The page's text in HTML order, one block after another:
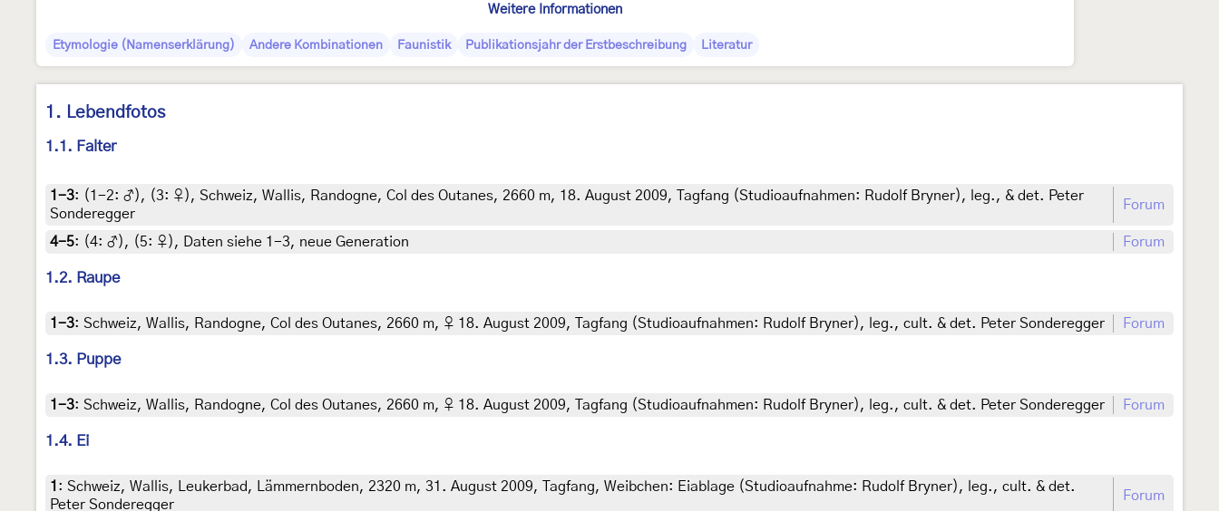
Weitere Informationen
Etymologie (Namenserklärung) Andere Kombinationen Faunistik Publikationsjahr der Erstbeschreibung Literatur
1. Lebendfotos
1.1. Falter
1-3: (1-2: ♂), (3: ♀), Schweiz, Wallis, Randogne, Col des Outanes, 2660 m, 18. August 2009, Tagfang (Studioaufnahmen: Rudolf Bryner), leg., & det. Peter
Sonderegger
Forum
4-5: (4: ♂), (5: ♀), Daten siehe 1-3, neue Generation Forum
1.2. Raupe
1-3: Schweiz, Wallis, Randogne, Col des Outanes, 2660 m, ♀ 18. August 2009, Tagfang (Studioaufnahmen: Rudolf Bryner), leg., cult. & det. Peter Sonderegger Forum
1.3. Puppe
1-3: Schweiz, Wallis, Randogne, Col des Outanes, 2660 m, ♀ 18. August 2009, Tagfang (Studioaufnahmen: Rudolf Bryner), leg., cult. & det. Peter Sonderegger Forum
1.4. Ei
1 : Schweiz, Wallis, Leukerbad, Lämmernboden, 2320 m, 31. August 2009, Tagfang, Weibchen: Eiablage (Studioaufnahme: Rudolf Bryner), leg., cult. & det.
Peter Sonderegger
Forum